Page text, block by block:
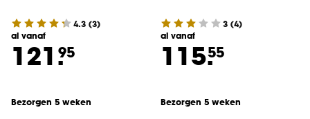
4.3 (3)
al vanaf
121.95
Bezorgen 5 weken
3 (4)
al vanaf
115.55
Bezorgen 5 weken